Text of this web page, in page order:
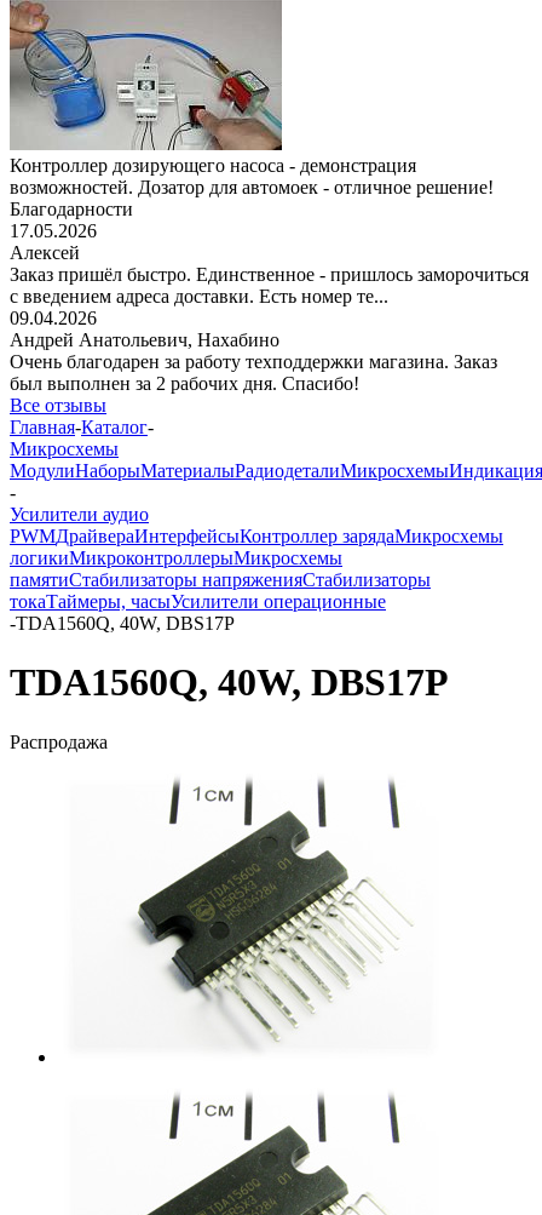
Контроллер дозирующего насоса - демонстрация
возможностей. Дозатор для автомоек - отличное решение!
Благодарности
17.05.2026
Алексей
Заказ пришёл быстро. Единственное - пришлось заморочиться
с введением адреса доставки. Есть номер те...
09.04.2026
Андрей Анатольевич, Нахабино
Очень благодарен за работу техподдержки магазина. Заказ
был выполнен за 2 рабочих дня. Спасибо!
Все отзывы
Главная-Каталог-
Микросхемы
МодулиНаборыМатериалыРадиодеталиМикросхемыИндикация
-
Усилители аудио
PWMДрайвераИнтерфейсыКонтроллер зарядаМикросхемы
логикиМикроконтроллерыМикросхемы
памятиСтабилизаторы напряженияСтабилизаторы
токаТаймеры, часыУсилители операционные
-TDA1560Q, 40W, DBS17P
TDA1560Q, 40W, DBS17P
Распродажа